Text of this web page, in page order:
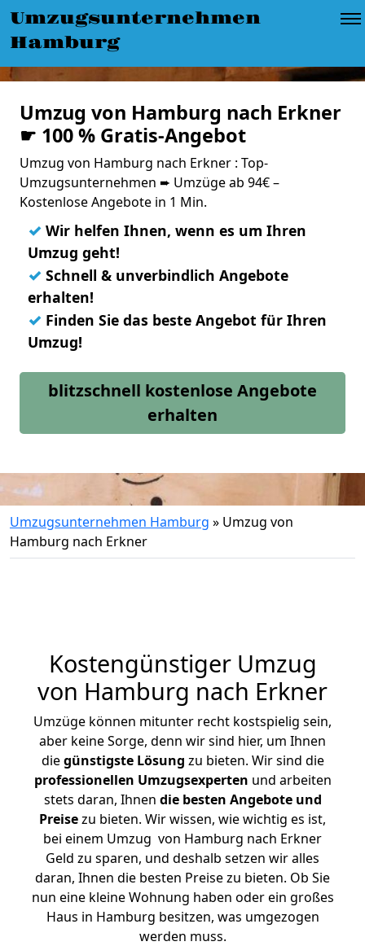
Umzugsunternehmen
Hamburg
Umzug von Hamburg nach Erkner
☛ 100 % Gratis-Angebot
Umzug von Hamburg nach Erkner : Top-
Umzugsunternehmen ➨ Umzüge ab 94€ –
Kostenlose Angebote in 1 Min.
✓ Wir helfen Ihnen, wenn es um Ihren
Umzug geht!
✓ Schnell & unverbindlich Angebote
erhalten!
✓ Finden Sie das beste Angebot für Ihren
Umzug!
blitzschnell kostenlose Angebote
erhalten
Umzugsunternehmen Hamburg » Umzug von
Hamburg nach Erkner
Kostengünstiger Umzug
von Hamburg nach Erkner
Umzüge können mitunter recht kostspielig sein,
aber keine Sorge, denn wir sind hier, um Ihnen
diegünstigste Lösung zu bieten. Wir sind die
professionellen Umzugsexperten und arbeiten
stets daran, Ihnen die besten Angebote und
Preisezu bieten. Wir wissen, wie wichtig es ist,
bei einem Umzug von Hamburg nach Erkner
Geld zu sparen, und deshalb setzen wir alles
daran, Ihnen die besten Preise zu bieten. Ob Sie
nun eine kleine Wohnung haben oder ein großes
Haus in Hamburg besitzen, was umgezogen
werden muss.